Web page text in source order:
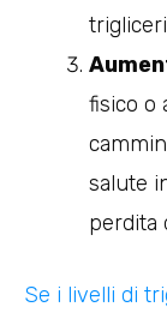
fisico o
salute
perdita
Se i livelli di